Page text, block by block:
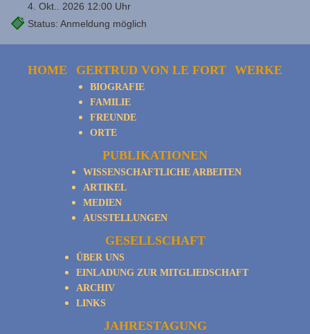
4. Okt.. 2026 12:00 Uhr
Status: Anmeldung möglich
HOME GERTRUD VON LE FORT
BIOGRAFIE
FAMILIE
FREUNDE
ORTE
WERKE
PUBLIKATIONEN
WISSENSCHAFTLICHE ARBEITEN
ARTIKEL
MEDIEN
AUSSTELLUNGEN
GESELLSCHAFT
ÜBER UNS
EINLADUNG ZUR MITGLIEDSCHAFT
ARCHIV
LINKS
JAHRESTAGUNG